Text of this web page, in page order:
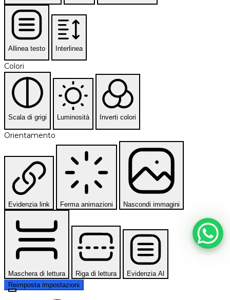
Allinea testo Interlinea
Colori
Scala di grigi Luminosità Inverti colori
Orientamento
Evidenzia link Ferma animazioni Nascondi immagini
Maschera di lettura Riga di lettura
Evidenzia Al
Reimposta impostazioni